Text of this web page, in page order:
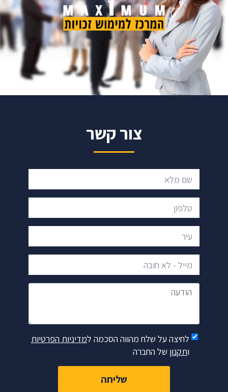
צור קשר
שם מלא
טלפון
עיר
מייל - לא חובה
הודעה
לחיצה על שלח מהווה הסכמה למדיניות הפרטיות
ותקנון של החברה
שליחה